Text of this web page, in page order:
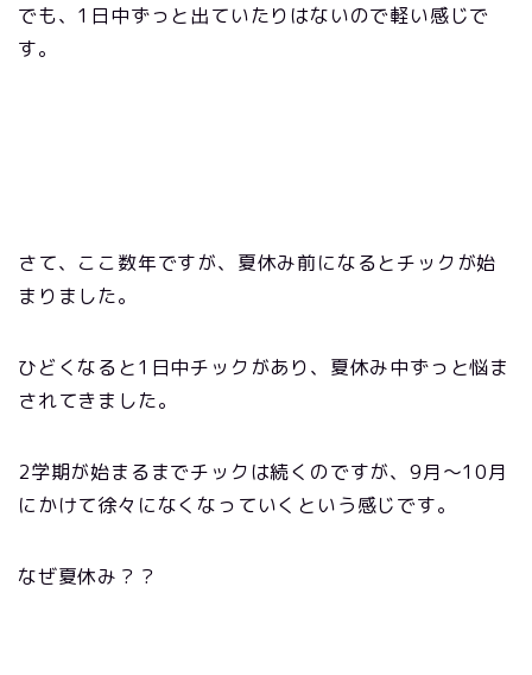
でも、1日中ずっと出ていたりはないので軽い感じで
す。
さて、ここ数年ですが、夏休み前になるとチックが始
まりました。
ひどくなると1日中チックがあり、夏休み中ずっと悩ま
されてきました。
2学期が始まるまでチックは続くのですが、9月～10月
にかけて徐々になくなっていくという感じです。
なぜ夏休み？？